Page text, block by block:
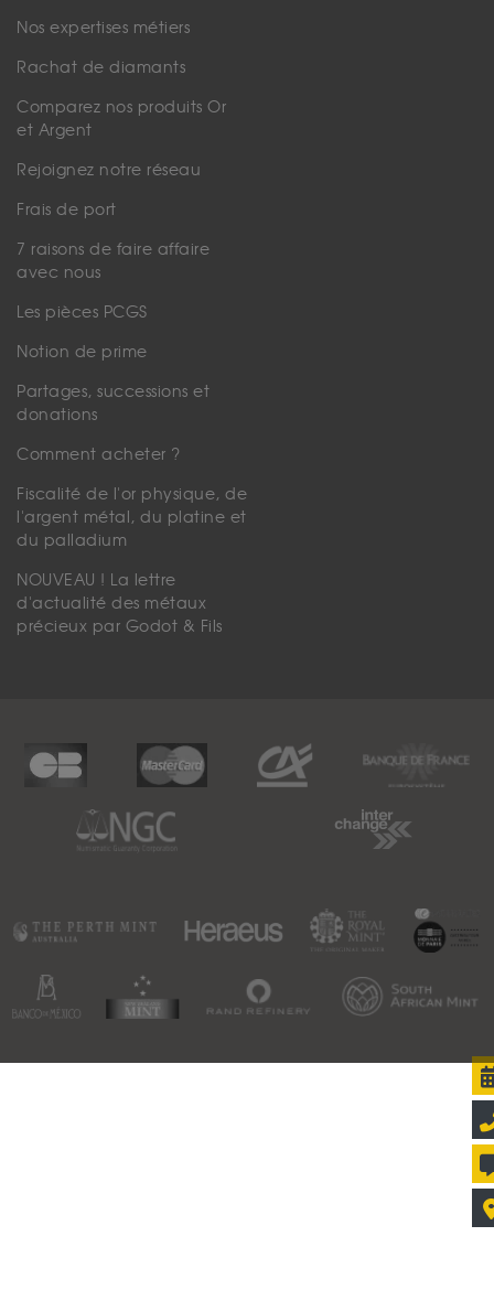
Nos expertises métiers
Rachat de diamants
Comparez nos produits Or
et Argent
Rejoignez notre réseau
Frais de port
7 raisons de faire affaire
avec nous
Les pièces PCGS
Notion de prime
Partages, successions et
donations
Comment acheter ?
Fiscalité de l'or physique, de
l'argent métal, du platine et
du palladium
NOUVEAU ! La lettre
d'actualité des métaux
précieux par Godot & Fils